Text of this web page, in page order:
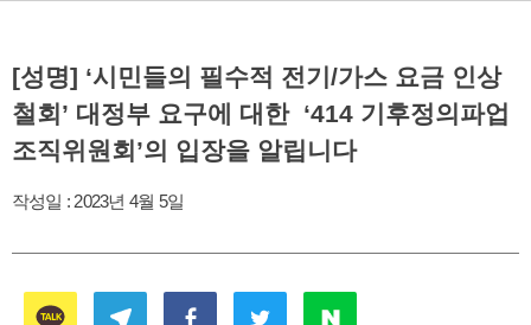
[성명] ‘시민들의 필수적 전기/가스 요금 인상
철회’ 대정부 요구에 대한 ‘414 기후정의파업
조직위원회’의 입장을 알립니다
작성일 : 2023년 4월 5일